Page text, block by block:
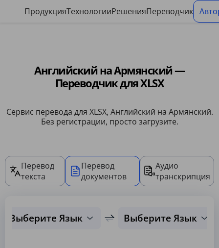
ПродукцияТехнологииРешенияПереводчик
Английский на Армянский —
Переводчик для XLSX
Сервис перевода для XLSX, Английский на Армянский.
Без регистрации, просто загрузите.
Перевод
текста
Перевод
документов
Аудио
транскрипция
Выберите Язык Выберите Язык